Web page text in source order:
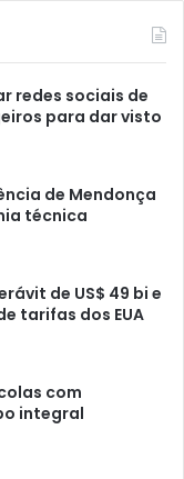
redes sociais de
para dar visto
de Mendonça
técnica
de US$ 49 bi e
tarifas dos EUA
com
integral